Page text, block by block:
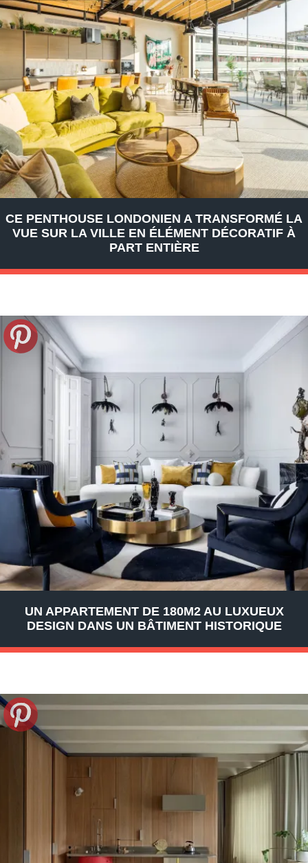
CE PENTHOUSE LONDONIEN A TRANSFORMÉ LA
VUE SUR LA VILLE EN ÉLÉMENT DÉCORATIF À
PART ENTIÈRE
UN APPARTEMENT DE 180M2 AU LUXUEUX
DESIGN DANS UN BÂTIMENT HISTORIQUE